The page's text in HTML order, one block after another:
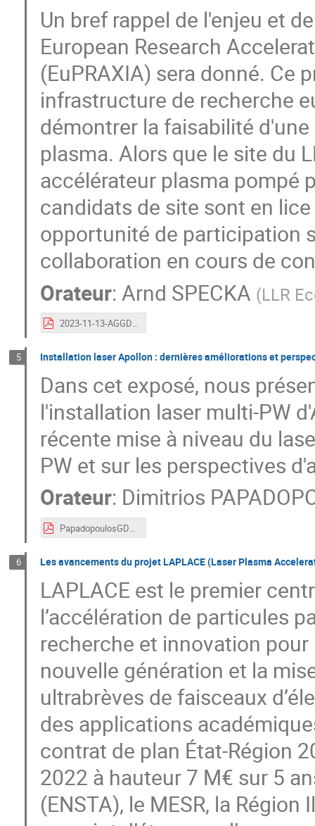
Un bref rappel de l'enjeu et
European Research
(EuPRAXIA) sera donné. Ce
infrastructure de recherche
démontrer la faisabilité
plasma. Alors que le site du
accélérateur plasma pompé
candidats de site sont en
opportunité de participation
collaboration en cours de
Orateur:Arnd SPECKA (LLR
2023-11-13-AGGDRAPPEL-EuPRAXIA-specka-V2-out.pdf
5 Installation laser Apollon : dernières améliorations et
Dans cet exposé, nous
l'installation laser multi-PW
récente mise à niveau du
PW et sur les perspectives
Orateur: Dimitrios
PapadopoulosGDRAPPEL2024final.pdf
6 Les avancements du projet LAPLACE (Laser Plasma
LAPLACE est le premier
l’accélération de particules
recherche et innovation
nouvelle génération et la
ultrabrèves de faisceaux
des applications
contrat de plan État-Région
2022 à hauteur 7 M€ sur 5
(ENSTA), le MESR, la